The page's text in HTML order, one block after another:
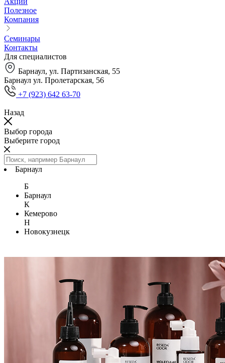
Полезное
Компания
Семинары
Контакты
Для специалистов
Барнаул, ул. Партизанская, 55
Барнаул ул. Пролетарская, 56
+7 (923) 642 63-70
Назад
Выбор города
Выберите город
Барнаул
Б
Барнаул
К
Кемерово
Н
Новокузнецк